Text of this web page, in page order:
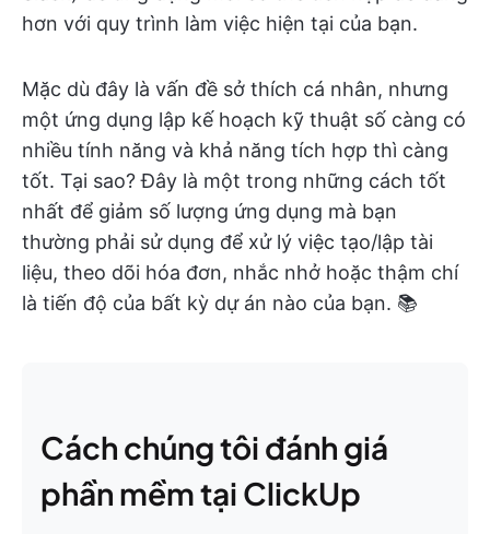
hơn với quy trình làm việc hiện tại của bạn.
Mặc dù đây là vấn đề sở thích cá nhân, nhưng
một ứng dụng lập kế hoạch kỹ thuật số càng có
nhiều tính năng và khả năng tích hợp thì càng
tốt. Tại sao? Đây là một trong những cách tốt
nhất để giảm số lượng ứng dụng mà bạn
thường phải sử dụng để xử lý việc tạo/lập tài
liệu, theo dõi hóa đơn, nhắc nhở hoặc thậm chí
là tiến độ của bất kỳ dự án nào của bạn. 📚
Cách chúng tôi đánh giá
phần mềm tại ClickUp